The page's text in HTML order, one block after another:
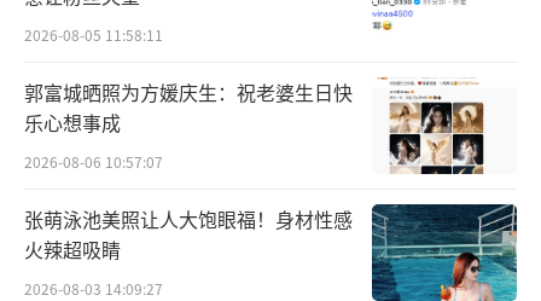
事件。经典娱乐新闻接连“重现”，唤醒一代
人的青春记忆；喜友们跨越20年的照片同框，
更是引发观众的情感共鸣。众位喜单老友则通
过精彩的单口喜剧表演，对“吃点好的”展开
多维解读。周奇墨直言“人可以喜欢没用的东
西，人也可以生而无用”，黑灯倡导不要用自
我标准去定义他人，林简七感慨电影中的“本
故事纯属虚构”从免责变成炫耀，刘仁铖则希
2026-08-05 11:58:11
郭富城晒照为方媛庆生：祝老婆生日快
乐心想事成
2026-08-06 10:57:07
张萌泳池美照让人大饱眼福！身材性感
火辣超吸睛
2026-08-03 14:09:27